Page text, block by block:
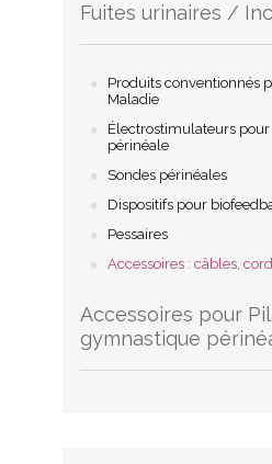
Fuites urinaires /
Produits conventionnés
Maladie
Électrostimulateurs
périnéale
Sondes périnéales
Dispositifs pour
Pessaires
Accessoires : câbles,
Accessoires pour
gymnastique